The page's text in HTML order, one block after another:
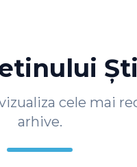
cele mai
arhive.